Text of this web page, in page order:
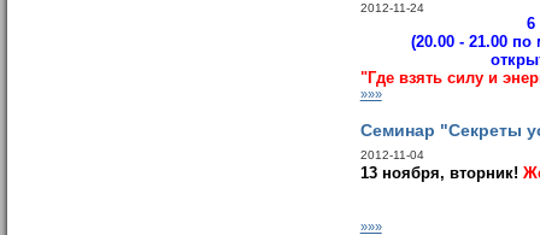
2012-11-24
6
(20.00 - 21.00
"Где взять силу и
»»»
Семинар "Cекреты
2012-11-04
13 ноября, вторник!
»»»